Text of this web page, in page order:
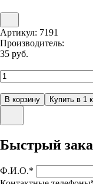
Артикул: 7191
Производитель:
35 руб.
Быстрый
Ф.И.О.*